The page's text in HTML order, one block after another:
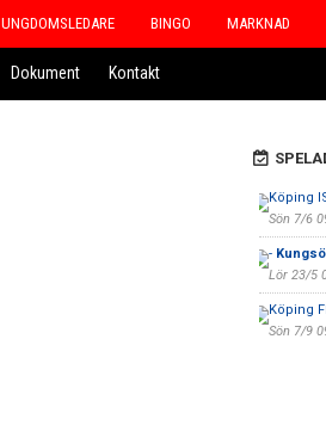
UNGDOMSLEDARE BINGO MARKNAD
Dokument Kontakt
Köping
Sön 7/6
-
Lör 23/5
Köping
Sön 7/9